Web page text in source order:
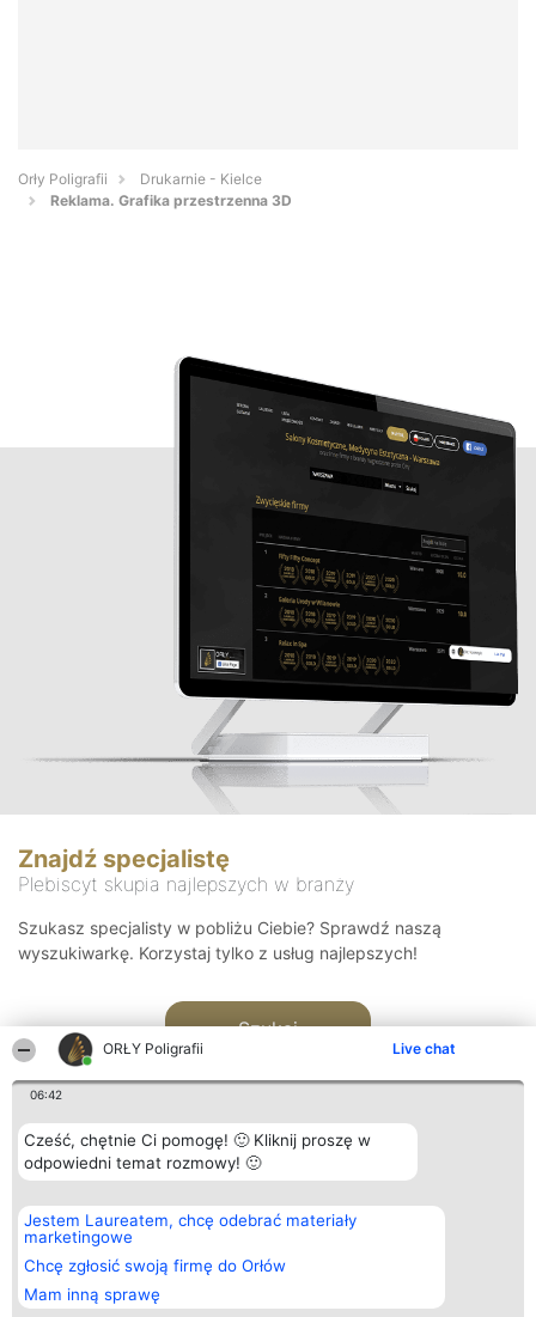
ORŁY Poligrafii Live chat
06:42
Cześć, chętnie Ci pomogę! 🙂 Kliknij proszę w
odpowiedni temat rozmowy! 🙂
Jestem Laureatem, chcę odebrać materiały
marketingowe
Chcę zgłosić swoją firmę do Orłów
Mam inną sprawę
Orły Poligrafii
Drukarnie - Kielce
Reklama. Grafika przestrzenna 3D
Znajdź specjalistę
Plebiscyt skupia najlepszych w branży
Szukasz specjalisty w pobliżu Ciebie? Sprawdź naszą
wyszukiwarkę. Korzystaj tylko z usług najlepszych!
Szukaj
Organizator plebiscytu
Bright Side Solutions sp. z o.
o. sp. k.
ul. Ruska 22
Wrocław 50-079
KRS 0000749100 | Regon
381313360 | NIP 8943132676
Plebiscyt
Laureaci
wszystkich
Laureatów
Regulamin
Kontakt
Kontakt